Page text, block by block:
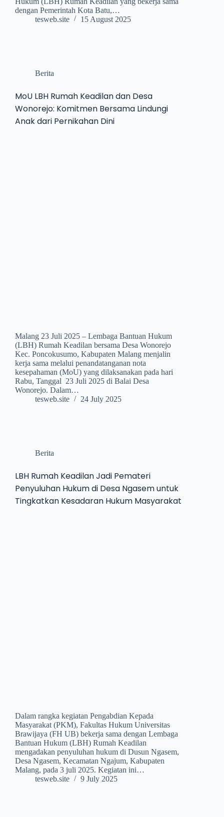
dengan Pemerintah Kota Batu,…
tesweb.site
15 August 2025
Berita
MoU LBH Rumah Keadilan dan Desa
Wonorejo: Komitmen Bersama Lindungi
Anak dari Pernikahan Dini
Malang 23 Juli 2025 – Lembaga Bantuan Hukum
(LBH) Rumah Keadilan bersama Desa Wonorejo
Kec. Poncokusumo, Kabupaten Malang menjalin
kerja sama melalui penandatanganan nota
kesepahaman (MoU) yang dilaksanakan pada hari
Rabu, Tanggal 23 Juli 2025 di Balai Desa
Wonorejo. Dalam…
tesweb.site
24 July 2025
Berita
LBH Rumah Keadilan Jadi Pemateri
Penyuluhan Hukum di Desa Ngasem untuk
Tingkatkan Kesadaran Hukum Masyarakat
Dalam rangka kegiatan Pengabdian Kepada
Masyarakat (PKM), Fakultas Hukum Universitas
Brawijaya (FH UB) bekerja sama dengan Lembaga
Bantuan Hukum (LBH) Rumah Keadilan
mengadakan penyuluhan hukum di Dusun Ngasem,
Desa Ngasem, Kecamatan Ngajum, Kabupaten
Malang, pada 3 juli 2025. Kegiatan ini…
tesweb.site
9 July 2025